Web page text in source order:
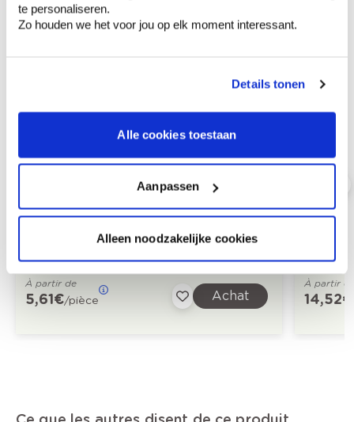
te personaliseren.
Zo houden we het voor jou op elk moment interessant.
Details tonen
Alle cookies toestaan
Aanpassen
Alleen noodzakelijke cookies
Produits recommandés
dégraissant pour supports peints
À partir de
5,61 €/pièce Achat
usage
À partir
14,52 €